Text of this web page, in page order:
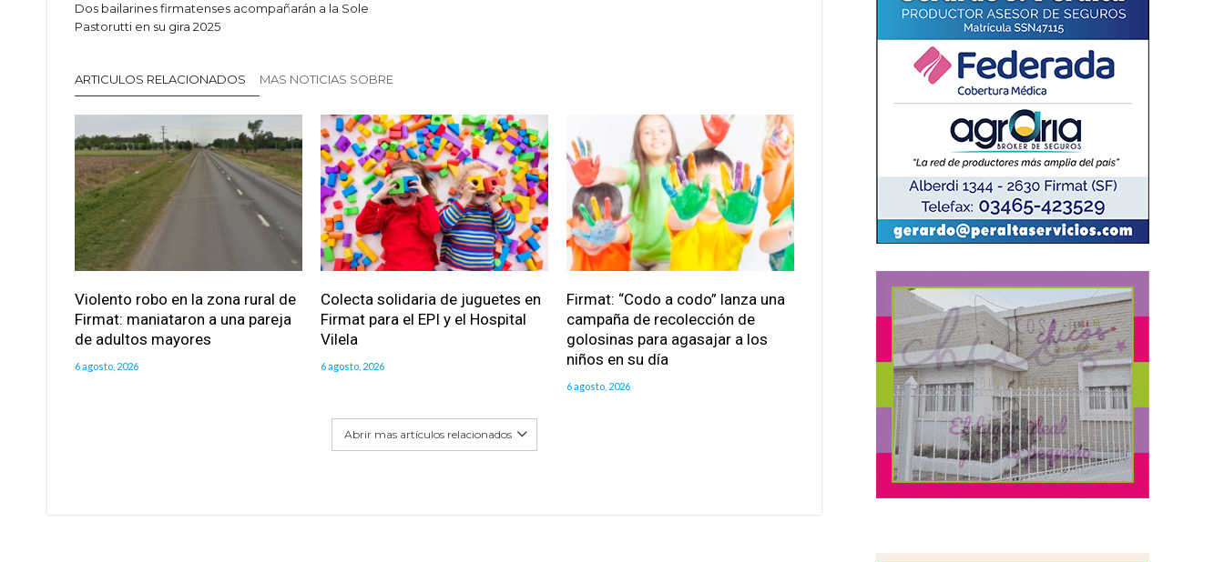
Dos bailarines firmatenses acompañarán a la Sole
Pastorutti en su gira 2025
ARTICULOS RELACIONADOS MAS NOTICIAS SOBRE
Violento robo en la zona rural de
Firmat: maniataron a una pareja
de adultos mayores
6 agosto, 2026
Colecta solidaria de juguetes en
Firmat para el EPI y el Hospital
Vilela
6 agosto, 2026
Firmat: “Codo a codo” lanza una
campaña de recolección de
golosinas para agasajar a los
niños en su día
6 agosto, 2026
Abrir mas artículos relacionados